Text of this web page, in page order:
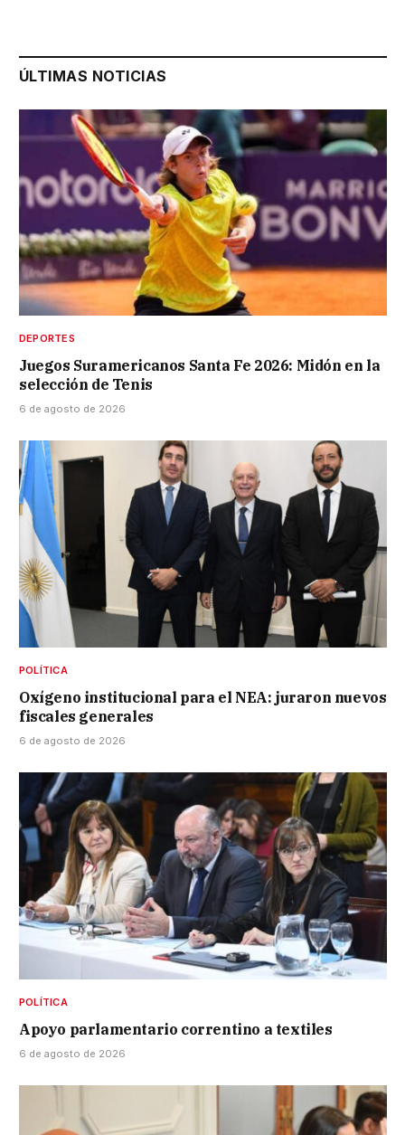
ÚLTIMAS NOTICIAS
DEPORTES
Juegos Suramericanos Santa Fe 2026: Midón en la
selección de Tenis
6 de agosto de 2026
POLÍTICA
Oxígeno institucional para el NEA: juraron nuevos
fiscales generales
6 de agosto de 2026
POLÍTICA
Apoyo parlamentario correntino a textiles
6 de agosto de 2026